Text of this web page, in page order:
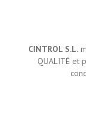
CINTROL S.L.
QUALITÉ et